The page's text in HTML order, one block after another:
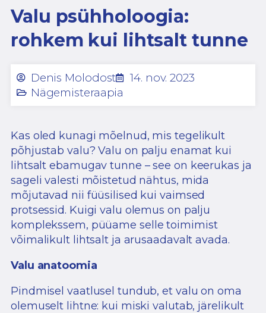
Valu psühholoogia:
rohkem kui lihtsalt tunne
Denis Molodost
14. nov. 2023
Nägemisteraapia
Kas oled kunagi mõelnud, mis tegelikult
põhjustab valu? Valu on palju enamat kui
lihtsalt ebamugav tunne – see on keerukas ja
sageli valesti mõistetud nähtus, mida
mõjutavad nii füüsilised kui vaimsed
protsessid. Kuigi valu olemus on palju
komplekssem, püüame selle toimimist
võimalikult lihtsalt ja arusaadavalt avada.
Valu anatoomia
Pindmisel vaatlusel tundub, et valu on oma
olemuselt lihtne: kui miski valutab, järelikult